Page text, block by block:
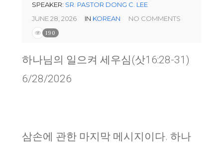
SPEAKER: SR. PASTOR DONG C. LEE
JUNE 28, 2026
IN KOREAN NO COMMENTS
190
하나님의 일으켜 세우심(삿16:28-31)
6/28/2026
삼손에 관한 마지막 메시지이다. 하나